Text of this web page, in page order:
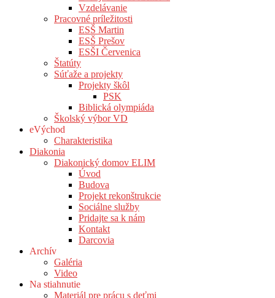
Vzdelávanie
Pracovné príležitosti
ESŠ Martin
ESŠ Prešov
ESŠI Červenica
Štatúty
Súťaže a projekty
Projekty škôl
PSK
Biblická olympiáda
Školský výbor VD
eVýchod
Charakteristika
Diakonia
Diakonický domov ELIM
Úvod
Budova
Projekt rekonštrukcie
Sociálne služby
Pridajte sa k nám
Kontakt
Darcovia
Archív
Galéria
Video
Na stiahnutie
Materiál pre prácu s deťmi